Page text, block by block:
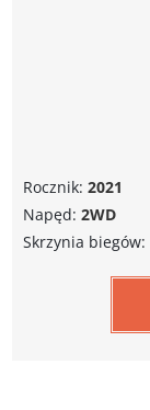
Rocznik: 2021
Napęd: 2WD
Skrzynia biegów: